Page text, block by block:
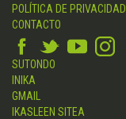
POLÍTICA DE PRIVACIDAD
CONTACTO
SUTONDO
INIKA
GMAIL
IKASLEEN SITEA